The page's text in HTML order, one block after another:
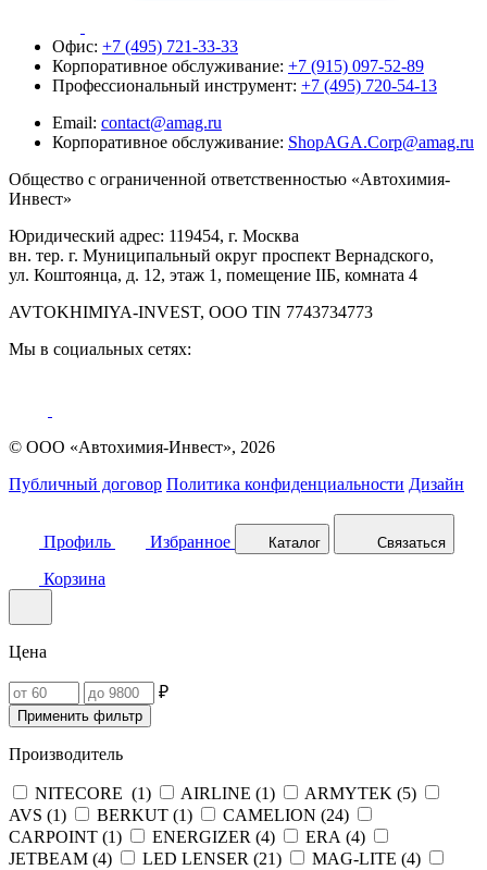
Офис: +7 (495) 721-33-33
Корпоративное обслуживание: +7 (915) 097-52-89
Профессиональный инструмент: +7 (495) 720-54-13
Email: contact@amag.ru
Корпоративное обслуживание: ShopAGA.Corp@amag.ru
Общество с ограниченной ответственностью «Автохимия-
Инвест»
Юридический адрес: 119454, г. Москва
вн. тер. г. Муниципальный округ проспект Вернадского,
ул. Коштоянца, д. 12, этаж 1, помещение IIБ, комната 4
AVTOKHIMIYA-INVEST, OOO TIN 7743734773
Мы в социальных сетях:
© ООО «Автохимия-Инвест», 2026
Публичный договор Политика конфиденциальности Дизайн
Профиль Избранное Каталог Связаться
Корзина
Цена
₽
Применить фильтр
Производитель
NITECORE (1) AIRLINE (1) ARMYTEK (5)
AVS (1) BERKUT (1) CAMELION (24)
CARPOINT (1) ENERGIZER (4) ERA (4)
JETBEAM (4) LED LENSER (21) MAG-LITE (4)